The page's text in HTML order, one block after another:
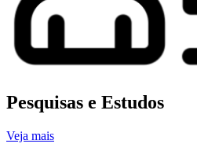
Pesquisas e Estudos
Veja mais